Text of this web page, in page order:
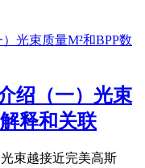
绍（一）光束
释和关联
束越接近完美高斯